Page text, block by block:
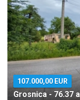
107.000,00 EUR
Grosnica - 76.37 a